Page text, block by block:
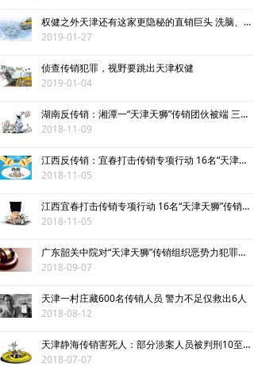
涉传公司
揭秘传销
反传销问答
权健之外天津还有这家更隐秘的直销巨头 洗脑、拉人头、交加盟费，传销成就百亿尚赫？
2019-01-27
侦查传销犯罪，视野要跳出天津权健
2019-01-04
湖南反传销：湘潭一“天津天狮”传销团伙被端 三名传销组织者获刑
2018-11-09
江西反传销：宜春打击传销专项行动 16名“天津天狮”传销组织头目落网
2018-11-05
江西宜春打击传销专项行动 16名“天津天狮”传销头目落网
2018-11-05
广东韶关中院对“天津天狮”传销组织恶势力犯罪集团二审宣判
2018-09-07
天津一村庄藏600名传销人员 警力不足仅救出6人
2018-08-12
天津静海传销害死人：部分涉案人员被判刑10至11年
2018-07-07